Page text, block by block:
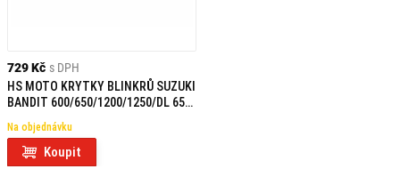
729 Kč s DPH
HS MOTO KRYTKY BLINKRŮ SUZUKI
BANDIT 600/650/1200/1250/DL 650
Na objednávku
Koupit